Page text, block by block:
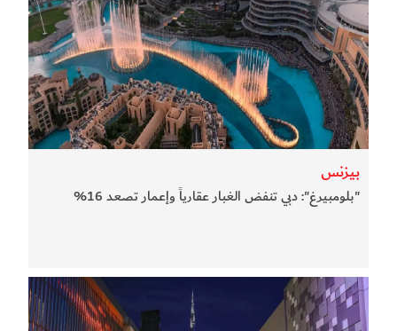
بيزنس
"بلومبيرغ": دبي تنفض الغبار عقارياً وإعمار تصعد 16%